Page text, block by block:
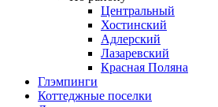
Центральный
Хостинский
Адлерский
Лазаревский
Красная Поляна
Глэмпинги
Коттеджные поселки